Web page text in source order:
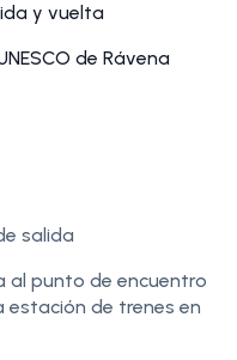
y vuelta
de Rávena
salida
al punto de encuentro
estación de trenes en